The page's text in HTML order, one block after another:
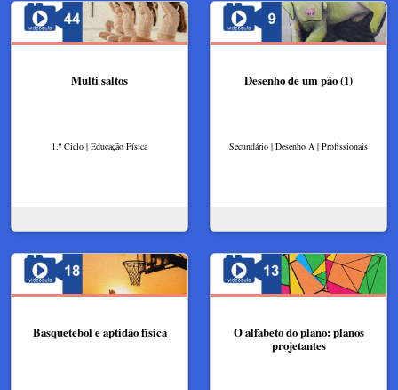
Multi saltos
1.º Ciclo | Educação Física
Desenho de um pão (1)
Secundário | Desenho A | Profissionais
Basquetebol e aptidão física
O alfabeto do plano: planos
projetantes